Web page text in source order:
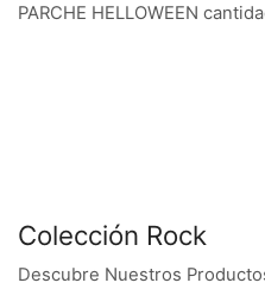
PARCHE HELLOWEEN
Colección Rock
Descubre Nuestros